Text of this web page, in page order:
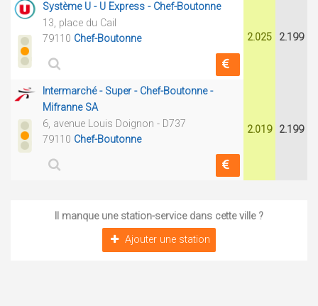
Système U - U Express - Chef-Boutonne
13, place du Cail
79110 Chef-Boutonne 2.025 2.199
Intermarché - Super - Chef-Boutonne -
Mifranne SA
6, avenue Louis Doignon - D737
79110 Chef-Boutonne
2.019 2.199
Il manque une station-service dans cette ville ?
Ajouter une station